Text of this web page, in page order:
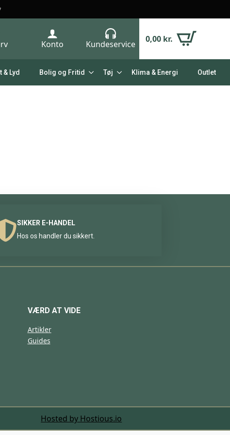
Konto Kundeservice 0,00 kr.
& Lyd Bolig og Fritid Tøj Klima & Energi Outlet
SIKKER E-HANDEL
Hos os handler du sikkert.
VÆRD AT VIDE
Artikler
Guides
Hosted by Hostious.io